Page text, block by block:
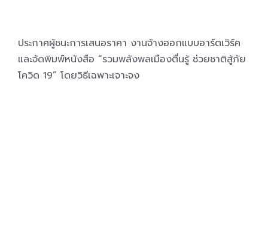
ประกาศผู้ชนะการเสนอราคา งานจ้างออกแบบอาร์ตเวิร์ค
และจัดพิมพ์หนังสือ “รวมพลังพลเมืองตื่นรู้ ช่วยชาติสู้ภัย
โควิด 19” โดยวิธีเฉพาะเจาะจง